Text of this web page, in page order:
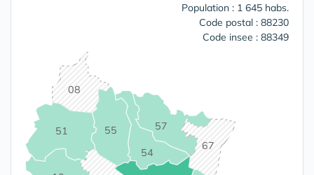
Population : 1 645 habs.
Code postal : 88230
Code insee : 88349
08
51
54
55 57
67